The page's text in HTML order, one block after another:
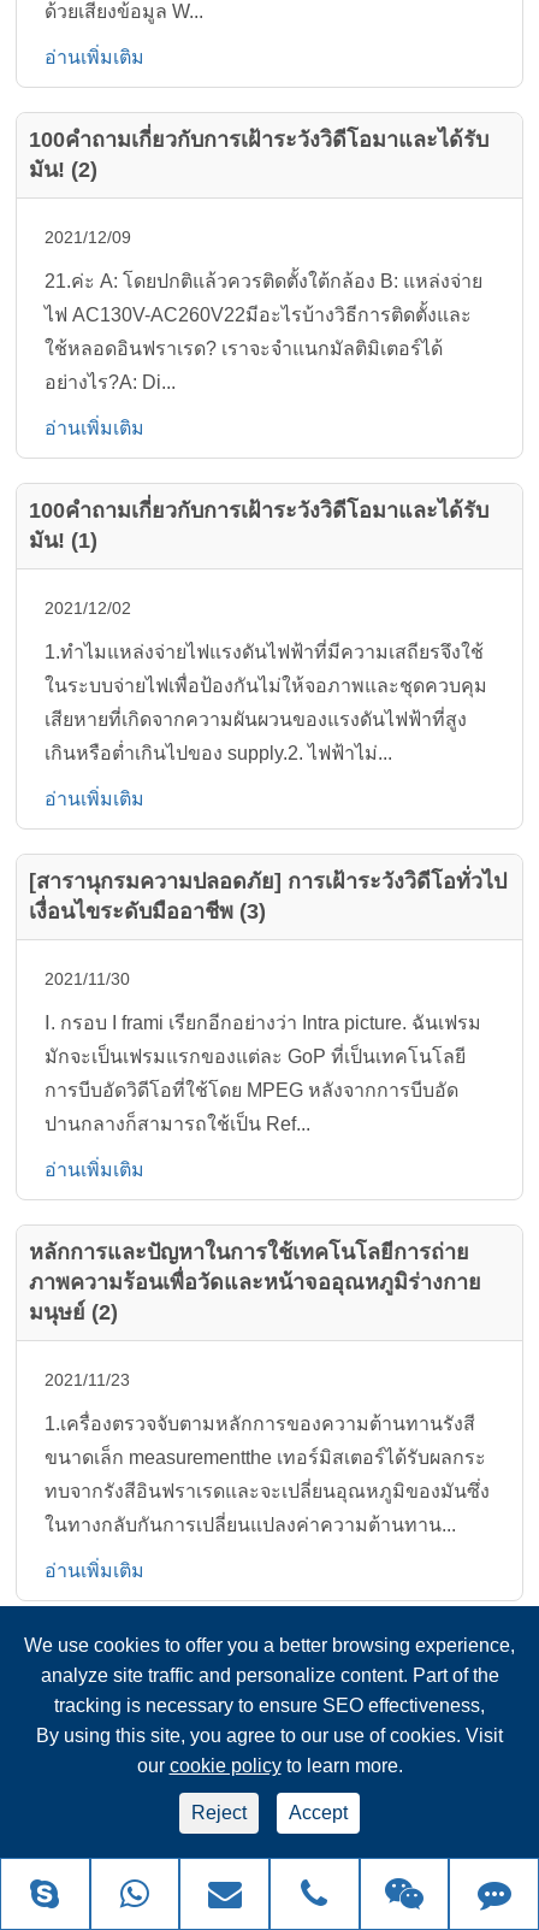
ด้วยเสียงข้อมูล W...
อ่านเพิ่มเติม
100คำถามเกี่ยวกับการเฝ้าระวังวิดีโอมาและได้รับ
มัน! (2)
2021/12/09
21.ค่ะ A: โดยปกติแล้วควรติดตั้งใต้กล้อง B: แหล่งจ่าย
ไฟ AC130V-AC260V22มีอะไรบ้างวิธีการติดตั้งและ
ใช้หลอดอินฟราเรด? เราจะจำแนกมัลติมิเตอร์ได้
อย่างไร?A: Di...
อ่านเพิ่มเติม
100คำถามเกี่ยวกับการเฝ้าระวังวิดีโอมาและได้รับ
มัน! (1)
2021/12/02
1.ทำไมแหล่งจ่ายไฟแรงดันไฟฟ้าที่มีความเสถียรจึงใช้
ในระบบจ่ายไฟเพื่อป้องกันไม่ให้จอภาพและชุดควบคุม
เสียหายที่เกิดจากความผันผวนของแรงดันไฟฟ้าที่สูง
เกินหรือต่ำเกินไปของ supply.2. ไฟฟ้าไม่...
อ่านเพิ่มเติม
[สารานุกรมความปลอดภัย] การเฝ้าระวังวิดีโอทั่วไป
เงื่อนไขระดับมืออาชีพ (3)
2021/11/30
Ⅰ. กรอบ I frami เรียกอีกอย่างว่า Intra picture. ฉันเฟรม
มักจะเป็นเฟรมแรกของแต่ละ GoP ที่เป็นเทคโนโลยี
การบีบอัดวิดีโอที่ใช้โดย MPEG หลังจากการบีบอัด
ปานกลางก็สามารถใช้เป็น Ref...
อ่านเพิ่มเติม
หลักการและปัญหาในการใช้เทคโนโลยีการถ่าย
ภาพความร้อนเพื่อวัดและหน้าจออุณหภูมิร่างกาย
มนุษย์ (2)
2021/11/23
1.เครื่องตรวจจับตามหลักการของความต้านทานรังสี
ขนาดเล็ก measurementthe เทอร์มิสเตอร์ได้รับผลกระ
ทบจากรังสีอินฟราเรดและจะเปลี่ยนอุณหภูมิของมันซึ่ง
ในทางกลับกันการเปลี่ยนแปลงค่าความต้านทาน...
อ่านเพิ่มเติม
2021บริษัท Top 50อันดับความปลอดภัยระดับโลก
2021/11/19
ในปีนี้ความปลอดภัยทั่วโลก50อันดับแรกรายการได้รับ
การปล่อยตัวในที่สุดแม้ว่าอุตสาหกรรมความปลอดภัย
จะได้รับผลกระทบจากการแพร่ระบาดในช่วง1-2ปีที่
ผ่านมาแต่การจัดอันดับทั่วโลกดูเหมือนจะไม่ได้รับผลก
ระทบยกเว้นการเกิดขึ้นของผู้ท้าชิงใหม่โซลูชั่นโมโต
We use cookies to offer you a better browsing experience,
analyze site traffic and personalize content. Part of the
tracking is necessary to ensure SEO effectiveness,
By using this site, you agree to our use of cookies. Visit
our cookie policyto learn more.
Reject Accept